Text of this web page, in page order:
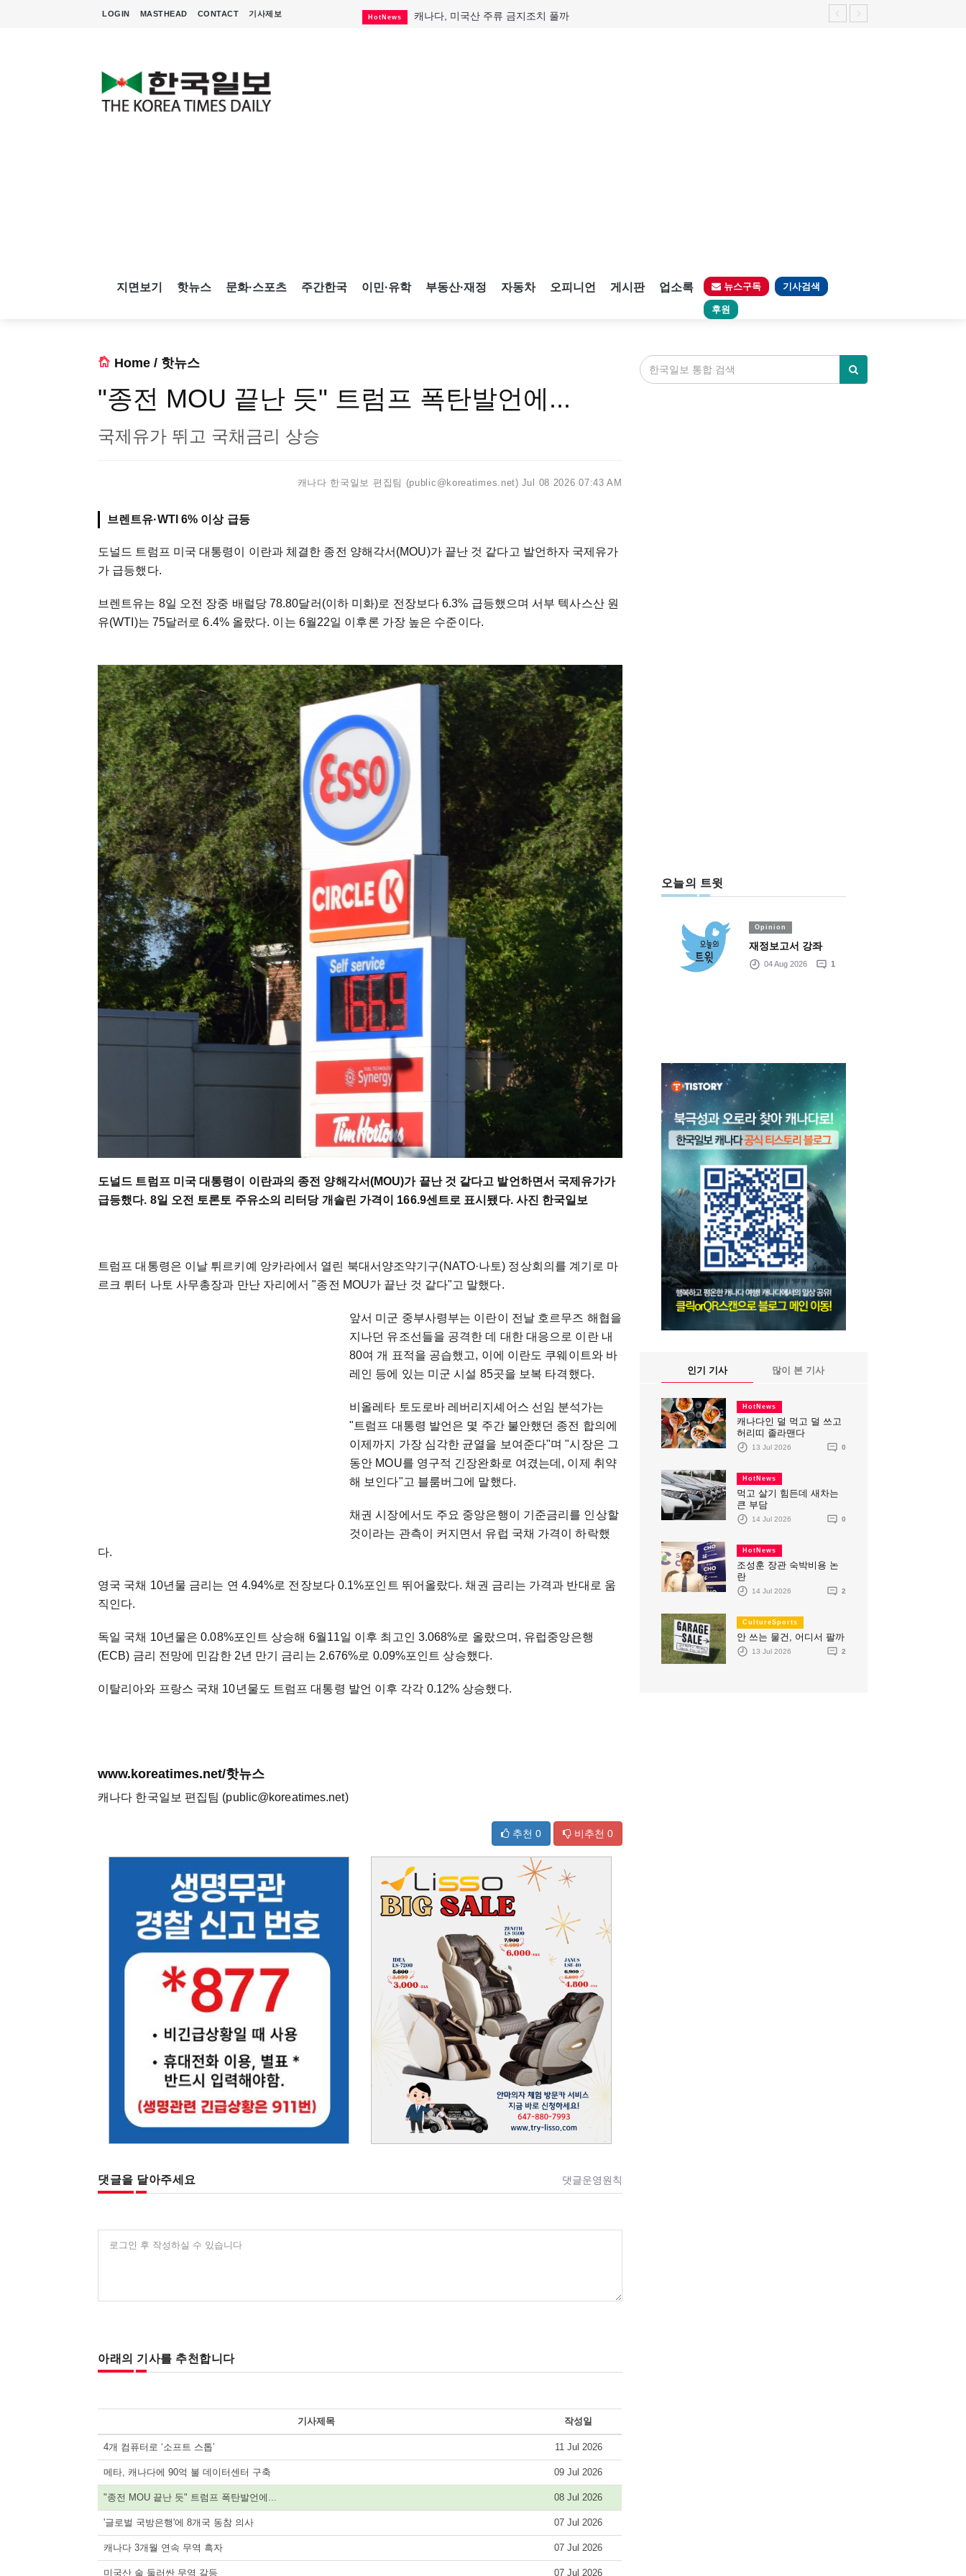
LOGIN MASTHEAD CONTACT 기사제보 HotNews 캐나다, 미국산 주류 금지조치 풀까
지면보기 핫뉴스 문화·스포츠 주간한국 이민·유학 부동산·재정 자동차 오피니언 게시판 업소록 뉴스구독 기사검색
후원
Home / 핫뉴스
"종전 MOU 끝난 듯" 트럼프 폭탄발언에...
국제유가 뛰고 국채금리 상승
캐나다 한국일보 편집팀 (public@koreatimes.net) Jul 08 2026 07:43 AM
브렌트유·WTI 6% 이상 급등
도널드 트럼프 미국 대통령이 이란과 체결한 종전 양해각서(MOU)가 끝난 것 같다고 발언하자 국제유가
가 급등했다.
브렌트유는 8일 오전 장중 배럴당 78.80달러(이하 미화)로 전장보다 6.3% 급등했으며 서부 텍사스산 원
유(WTI)는 75달러로 6.4% 올랐다. 이는 6월22일 이후론 가장 높은 수준이다.
도널드 트럼프 미국 대통령이 이란과의 종전 양해각서(MOU)가 끝난 것 같다고 발언하면서 국제유가가
급등했다. 8일 오전 토론토 주유소의 리터당 개솔린 가격이 166.9센트로 표시됐다. 사진 한국일보
트럼프 대통령은 이날 튀르키예 앙카라에서 열린 북대서양조약기구(NATO·나토) 정상회의를 계기로 마
르크 뤼터 나토 사무총장과 만난 자리에서 "종전 MOU가 끝난 것 같다"고 말했다.
앞서 미군 중부사령부는 이란이 전날 호르무즈 해협을
지나던 유조선들을 공격한 데 대한 대응으로 이란 내
80여 개 표적을 공습했고, 이에 이란도 쿠웨이트와 바
레인 등에 있는 미군 시설 85곳을 보복 타격했다.
비올레타 토도로바 레버리지셰어스 선임 분석가는
"트럼프 대통령 발언은 몇 주간 불안했던 종전 합의에
이제까지 가장 심각한 균열을 보여준다"며 "시장은 그
동안 MOU를 영구적 긴장완화로 여겼는데, 이제 취약
해 보인다"고 블룸버그에 말했다.
채권 시장에서도 주요 중앙은행이 기준금리를 인상할
것이라는 관측이 커지면서 유럽 국채 가격이 하락했
다.
영국 국채 10년물 금리는 연 4.94%로 전장보다 0.1%포인트 뛰어올랐다. 채권 금리는 가격과 반대로 움
직인다.
독일 국채 10년물은 0.08%포인트 상승해 6월11일 이후 최고인 3.068%로 올랐으며, 유럽중앙은행
(ECB) 금리 전망에 민감한 2년 만기 금리는 2.676%로 0.09%포인트 상승했다.
이탈리아와 프랑스 국채 10년물도 트럼프 대통령 발언 이후 각각 0.12% 상승했다.
www.koreatimes.net/핫뉴스
캐나다 한국일보 편집팀 (public@koreatimes.net)
추천 0 비추천 0
댓글을 달아주세요 댓글운영원칙
로그인 후 작성하실 수 있습니다
아래의 기사를 추천합니다
기사제목 작성일
4개 컴퓨터로 ‘소프트 스톱’ 11 Jul 2026
메타, 캐나다에 90억 불 데이터센터 구축 09 Jul 2026
"종전 MOU 끝난 듯" 트럼프 폭탄발언에... 08 Jul 2026
'글로벌 국방은행'에 8개국 동참 의사 07 Jul 2026
캐나다 3개월 연속 무역 흑자 07 Jul 2026
미국산 술 둘러싼 무역 갈등 07 Jul 2026
오늘의 트윗
Opinion
재정보고서 강좌
04 Aug 2026 1
인기 기사 많이 본 기사
HotNews
캐나다인 덜 먹고 덜 쓰고
허리띠 졸라맨다
13 Jul 2026 0
HotNews
먹고 살기 힘든데 새차는
큰 부담
14 Jul 2026 0
HotNews
조성훈 장관 숙박비용 논
란
14 Jul 2026 2
CultureSports
안 쓰는 물건, 어디서 팔까
13 Jul 2026 2